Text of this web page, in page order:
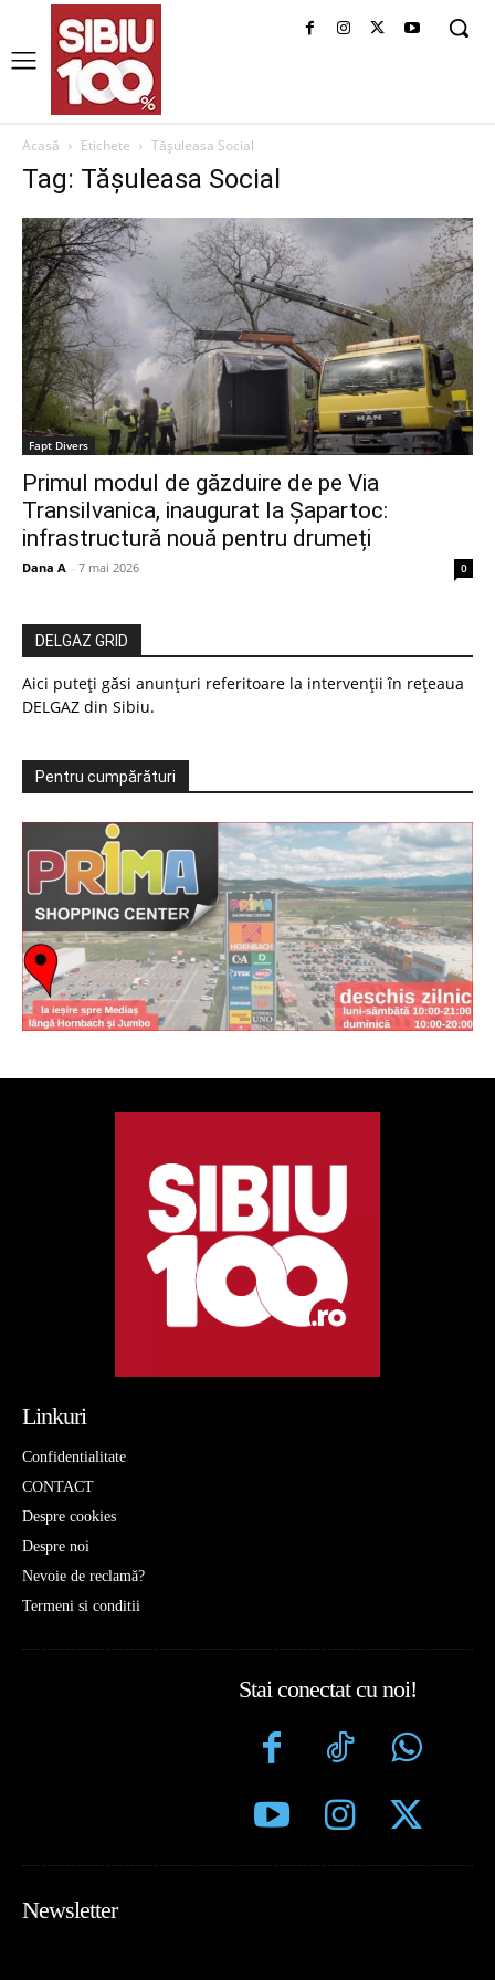
Acasă Etichete Tășuleasa Social
Tag: Tășuleasa Social
Fapt Divers
Primul modul de găzduire de pe Via
Transilvanica, inaugurat la Șapartoc:
infrastructură nouă pentru drumeți
Dana A - 7 mai 2026 0
DELGAZ GRID
Aici puteți găsi anunțuri referitoare la intervenții în rețeaua
DELGAZ din Sibiu.
Pentru cumpărături
Linkuri
Confidentialitate
CONTACT
Despre cookies
Despre noi
Nevoie de reclamă?
Termeni si conditii
Stai conectat cu noi!
Newsletter